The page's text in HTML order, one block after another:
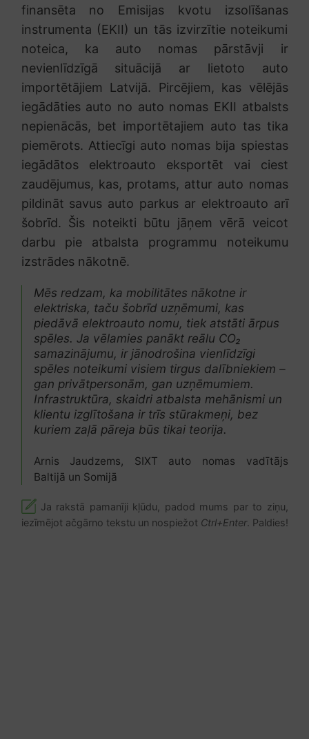
finansēta no Emisijas kvotu izsolīšanas
instrumenta (EKII) un tās izvirzītie noteikumi
noteica, ka auto nomas pārstāvji ir
nevienlīdzīgā situācijā ar lietoto auto
importētājiem Latvijā. Pircējiem, kas vēlējās
iegādāties auto no auto nomas EKII atbalsts
nepienācās, bet importētajiem auto tas tika
piemērots. Attiecīgi auto nomas bija spiestas
iegādātos elektroauto eksportēt vai ciest
zaudējumus, kas, protams, attur auto nomas
pildināt savus auto parkus ar elektroauto arī
šobrīd. Šis noteikti būtu jāņem vērā veicot
darbu pie atbalsta programmu noteikumu
izstrādes nākotnē.
Mēs redzam, ka mobilitātes nākotne ir
elektriska, taču šobrīd uzņēmumi, kas
piedāvā elektroauto nomu, tiek atstāti ārpus
spēles. Ja vēlamies panākt reālu CO₂
samazinājumu, ir jānodrošina vienlīdzīgi
spēles noteikumi visiem tirgus dalībniekiem –
gan privātpersonām, gan uzņēmumiem.
Infrastruktūra, skaidri atbalsta mehānismi un
klientu izglītošana ir trīs stūrakmeņi, bez
kuriem zaļā pāreja būs tikai teorija.
Arnis Jaudzems, SIXT auto nomas vadītājs
Baltijā un Somijā
Ja rakstā pamanīji kļūdu, padod mums par to ziņu,
iezīmējot ačgārno tekstu un nospiežot Ctrl+Enter. Paldies!